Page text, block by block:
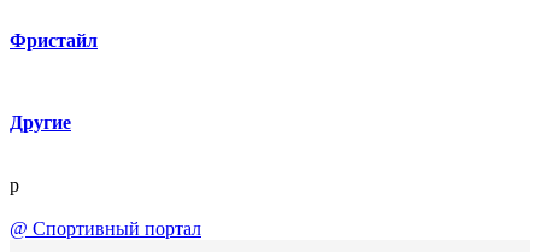
Фристайл
Другие
p
@ Спортивный портал